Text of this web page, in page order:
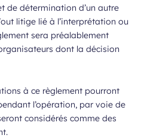
de détermination d’un autre
litige lié à l’interprétation ou
sera préalablement
dont la décision
à ce règlement pourront
l’opération, par voie de
considérés comme des